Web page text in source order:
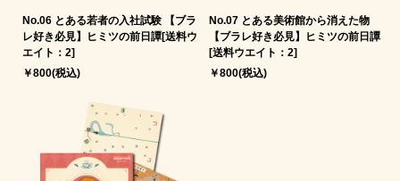
No.06 とある若者の入社試験 【ブラ
レ好き必見】ヒミツの前日譚[送料ウ
エイト：2]
￥800(税込)
No.07 とある美術館から消えた物
【ブラレ好き必見】ヒミツの前日譚
[送料ウエイト：2]
￥800(税込)